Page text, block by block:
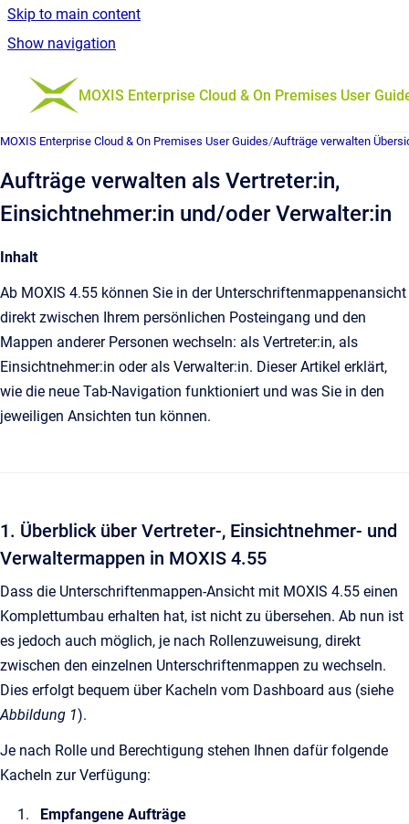
Skip to main content
Show navigation
Go to homepage
MOXIS Enterprise Cloud & On Premises User
MOXIS Enterprise Cloud & On Premises User Guides/Aufträge verwalten
Aufträge verwalten als Vertreter:in,
Einsichtnehmer:in und/oder Verwalter:in
Inhalt
Ab MOXIS 4.55 können Sie in der Unterschriftenmappenansicht
direkt zwischen Ihrem persönlichen Posteingang und den
Mappen anderer Personen wechseln: als Vertreter:in, als
Einsichtnehmer:in oder als Verwalter:in. Dieser Artikel erklärt,
wie die neue Tab-Navigation funktioniert und was Sie in den
jeweiligen Ansichten tun können.
1. Überblick über Vertreter-, Einsichtnehmer- und
Verwaltermappen in MOXIS 4.55
Dass die Unterschriftenmappen-Ansicht mit MOXIS 4.55 einen
Komplettumbau erhalten hat, ist nicht zu übersehen. Ab nun ist
es jedoch auch möglich, je nach Rollenzuweisung, direkt
zwischen den einzelnen Unterschriftenmappen zu wechseln.
Dies erfolgt bequem über Kacheln vom Dashboard aus (siehe
Abbildung 1).
Je nach Rolle und Berechtigung stehen Ihnen dafür folgende
Kacheln zur Verfügung:
Empfangene Aufträge